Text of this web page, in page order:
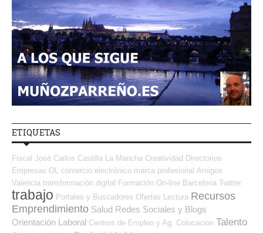
ETIQUETAS
Fiscal José Carlos Castilla La Mancha Creatividad Directorios
Empresas OL
comercio electrónico marca profesional Amigos
Valencia transformación digital Formación On-line Barcelona Twitter
trabajo Portales y Buscadores Ofertas Lectura Recursos
Emprendimiento Salud Redes Sociales y Blogs
Orientación Laboral Centros de Empleo y Ag. Colocación Talento